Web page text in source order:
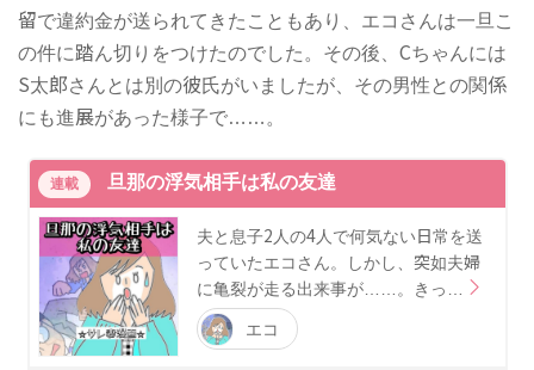
留で違約金が送られてきたこともあり、エコさんは一旦こ
の件に踏ん切りをつけたのでした。その後、Cちゃんには
S太郎さんとは別の彼氏がいましたが、その男性との関係
にも進展があった様子で……。
連載 旦那の浮気相手は私の友達
夫と息子2人の4人で何気ない日常を送
っていたエコさん。しかし、突如夫婦
に亀裂が走る出来事が……。きっ…
エコ